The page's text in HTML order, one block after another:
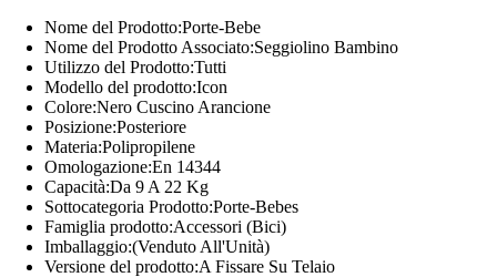
Nome del Prodotto:Porte-Bebe
Nome del Prodotto Associato:Seggiolino Bambino
Utilizzo del Prodotto:Tutti
Modello del prodotto:Icon
Colore:Nero Cuscino Arancione
Posizione:Posteriore
Materia:Polipropilene
Omologazione:En 14344
Capacità:Da 9 A 22 Kg
Sottocategoria Prodotto:Porte-Bebes
Famiglia prodotto:Accessori (Bici)
Imballaggio:(Venduto All'Unità)
Versione del prodotto:A Fissare Su Telaio